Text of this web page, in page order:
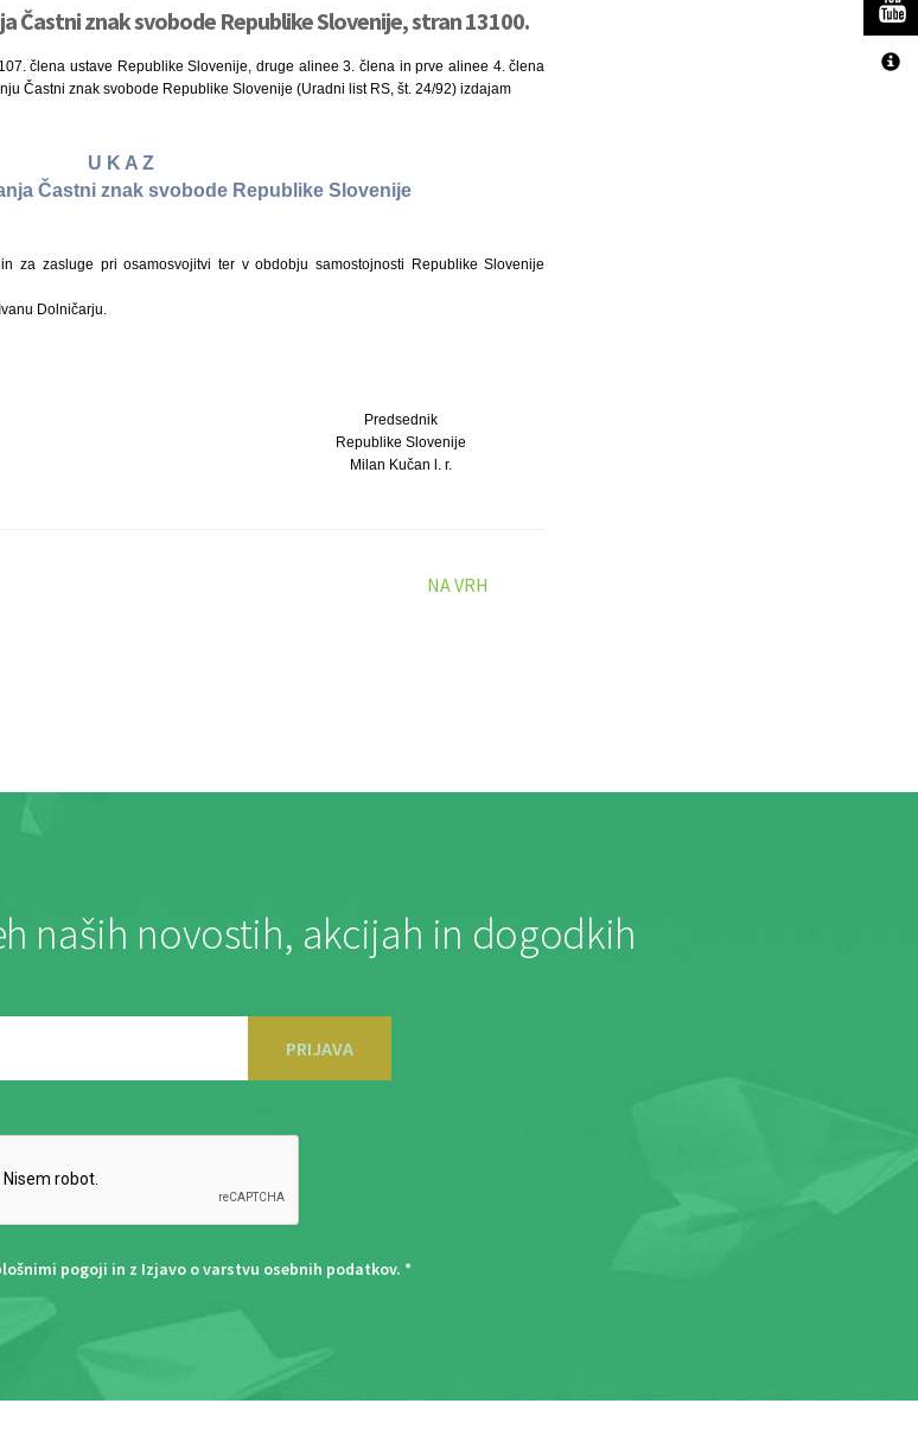
Častni znak svobode Republike Slovenije, stran 13100.
člena ustave Republike Slovenije, druge alinee 3. člena in prve alinee 4. člena
Častni znak svobode Republike Slovenije (Uradni list RS, št. 24/92) izdajam
U K A Z
Častni znak svobode Republike Slovenije
za zasluge pri osamosvojitvi ter v obdobju samostojnosti Republike Slovenije
Dolničarju.
Predsednik
Republike Slovenije
Milan Kučan l. r.
NA VRH
naših novostih, akcijah in dogodkih
PRIJAVA
pogoji in z Izjavo o varstvu osebnih podatkov. *